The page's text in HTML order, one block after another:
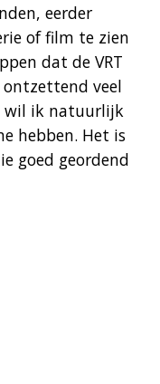
eerder
of film te zien
dat de VRT
veel
wil ik natuurlijk
hebben. Het is
goed geordend